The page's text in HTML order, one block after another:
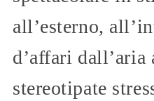
all’esterno,
d’affari
stereotipate